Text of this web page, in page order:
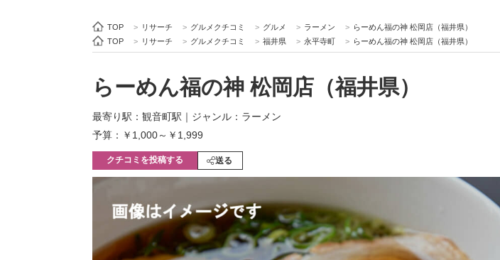
ITエンジニア向け専門サイト 企業向けIT製品の総合サイト
モノづくり技術者専門サイト
ちょっと気になるネットの話題
TOP > リサーチ > グルメクチコミ > グルメ > ラーメン > らーめん福の神 松岡店（福井県）
TOP
> リサーチ > グルメクチコミ > 福井県 > 永平寺町 > らーめん福の神 松岡店（福井県）
らーめん福の神 松岡店（福井県）
最寄り駅：観音町駅 ｜ ジャンル：ラーメン
予算：￥1,000～￥1,999
クチコミを投稿する 送る